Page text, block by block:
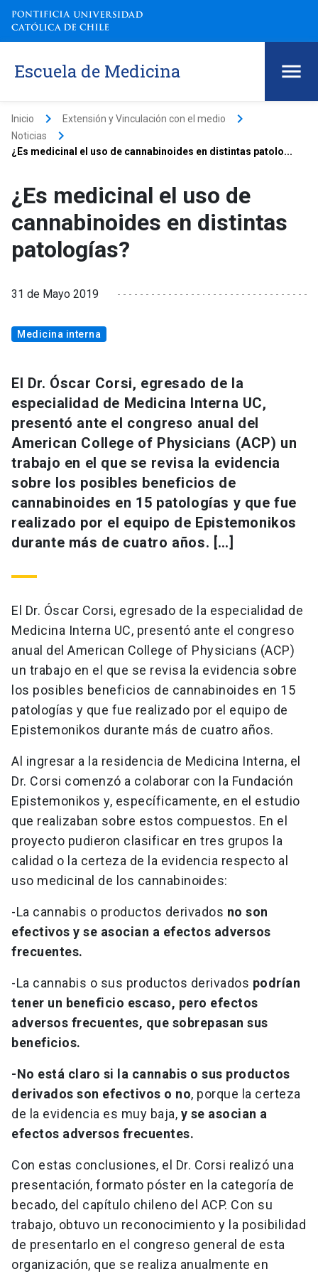
Escuela de Medicina
Inicio keyboard_arrow_right Extensión y Vinculación con el medio keyboard_arrow_right
Noticias keyboard_arrow_right
¿Es medicinal el uso de cannabinoides en distintas patolo...
¿Es medicinal el uso de
cannabinoides en distintas
patologías?
31 de Mayo 2019
Medicina interna
El Dr. Óscar Corsi, egresado de la
especialidad de Medicina Interna UC,
presentó ante el congreso anual del
American College of Physicians (ACP) un
trabajo en el que se revisa la evidencia
sobre los posibles beneficios de
cannabinoides en 15 patologías y que fue
realizado por el equipo de Epistemonikos
durante más de cuatro años. […]
El Dr. Óscar Corsi, egresado de la especialidad de
Medicina Interna UC, presentó ante el congreso
anual del American College of Physicians (ACP)
un trabajo en el que se revisa la evidencia sobre
los posibles beneficios de cannabinoides en 15
patologías y que fue realizado por el equipo de
Epistemonikos durante más de cuatro años.
Al ingresar a la residencia de Medicina Interna, el
Dr. Corsi comenzó a colaborar con la Fundación
Epistemonikos y, específicamente, en el estudio
que realizaban sobre estos compuestos. En el
proyecto pudieron clasificar en tres grupos la
calidad o la certeza de la evidencia respecto al
uso medicinal de los cannabinoides:
-La cannabis o productos derivados no son
efectivos y se asocian a efectos adversos
frecuentes.
-La cannabis o sus productos derivados podrían
tener un beneficio escaso, pero efectos
adversos frecuentes, que sobrepasan sus
beneficios.
-No está claro si la cannabis o sus productos
derivados son efectivos o no, porque la certeza
de la evidencia es muy baja, y se asocian a
efectos adversos frecuentes.
Con estas conclusiones, el Dr. Corsi realizó una
presentación, formato póster en la categoría de
becado, del capítulo chileno del ACP. Con su
trabajo, obtuvo un reconocimiento y la posibilidad
de presentarlo en el congreso general de esta
organización, que se realiza anualmente en